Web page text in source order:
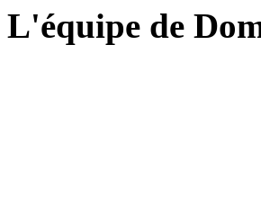
L'équipe de